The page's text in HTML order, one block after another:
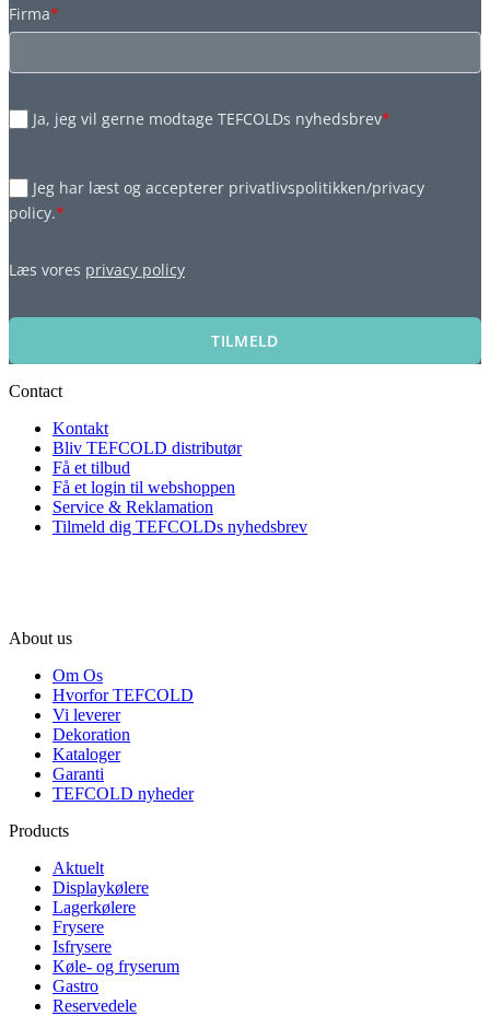
Firma*
Ja, jeg vil gerne modtage TEFCOLDs nyhedsbrev*
Jeg har læst og accepterer privatlivspolitikken/privacy
policy.*
Læs vores privacy policy
TILMELD
Contact
Kontakt
Bliv TEFCOLD distributør
Få et tilbud
Få et login til webshoppen
Service & Reklamation
Tilmeld dig TEFCOLDs nyhedsbrev
About us
Om Os
Hvorfor TEFCOLD
Vi leverer
Dekoration
Kataloger
Garanti
TEFCOLD nyheder
Products
Aktuelt
Displaykølere
Lagerkølere
Frysere
Isfrysere
Køle- og fryserum
Gastro
Reservedele